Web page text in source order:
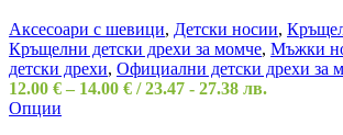
Аксесоари с шевици, Детски носии,
Кръщелни детски дрехи за момче, Мъжки
детски дрехи, Официални детски дрехи за
12.00 € – 14.00 € / 23.47 - 27.38 лв.
Опции